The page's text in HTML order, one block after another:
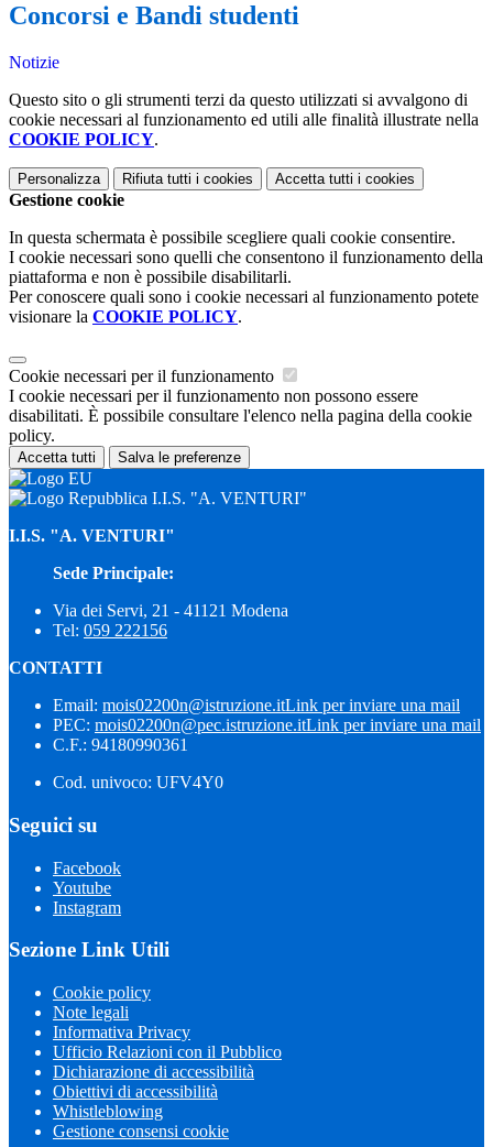
Concorsi e Bandi studenti
Notizie
Questo sito o gli strumenti terzi da questo utilizzati si avvalgono di
cookie necessari al funzionamento ed utili alle finalità illustrate nella
COOKIE POLICY.
Personalizza Rifiuta tutti i cookies Accetta tutti i cookies
Gestione cookie
In questa schermata è possibile scegliere quali cookie consentire.
I cookie necessari sono quelli che consentono il funzionamento della
piattaforma e non è possibile disabilitarli.
Per conoscere quali sono i cookie necessari al funzionamento potete
visionare la COOKIE POLICY.
Cookie necessari per il funzionamento
I cookie necessari per il funzionamento non possono essere
disabilitati. È possibile consultare l'elenco nella pagina della cookie
policy.
Accetta tutti Salva le preferenze
I.I.S. "A. VENTURI"
I.I.S. "A. VENTURI"
Sede Principale:
Via dei Servi, 21 - 41121 Modena
Tel: 059 222156
CONTATTI
Email: mois02200n@istruzione.itLink per inviare una mail
PEC: mois02200n@pec.istruzione.itLink per inviare una mail
C.F.: 94180990361
Cod. univoco: UFV4Y0
Seguici su
Facebook
Youtube
Instagram
Sezione Link Utili
Cookie policy
Note legali
Informativa Privacy
Ufficio Relazioni con il Pubblico
Dichiarazione di accessibilità
Obiettivi di accessibilità
Whistleblowing
Gestione consensi cookie